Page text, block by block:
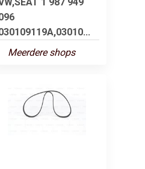
Meerdere shops